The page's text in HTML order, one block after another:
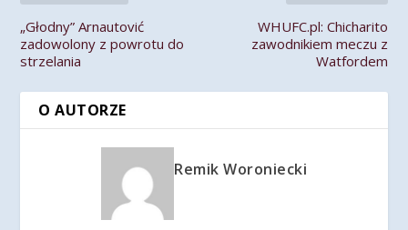
„Głodny” Arnautović
zadowolony z powrotu do
strzelania
WHUFC.pl: Chicharito
zawodnikiem meczu z
Watfordem
O AUTORZE
Remik Woroniecki